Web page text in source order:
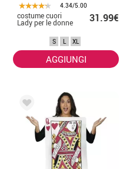
4.34/5.00
costume cuori
Lady per le donne 31.99€
S L XL
AGGIUNGI